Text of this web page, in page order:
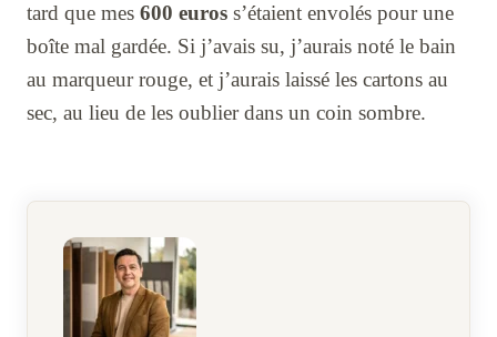
tard que mes 600 euros s’étaient envolés pour une
boîte mal gardée. Si j’avais su, j’aurais noté le bain
au marqueur rouge, et j’aurais laissé les cartons au
sec, au lieu de les oublier dans un coin sombre.